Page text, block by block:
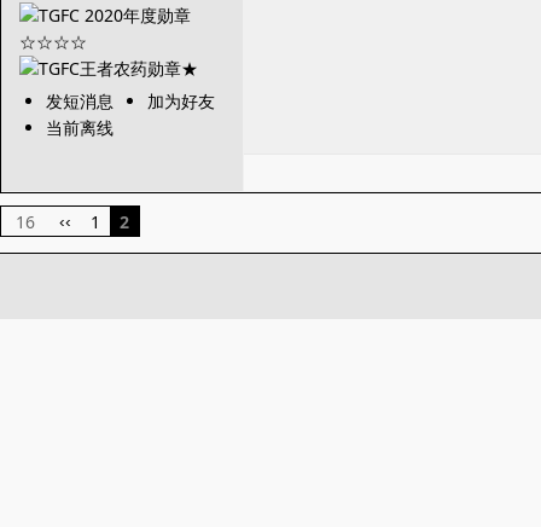
发短消息
加为好友
当前离线
16 ‹‹ 1 2